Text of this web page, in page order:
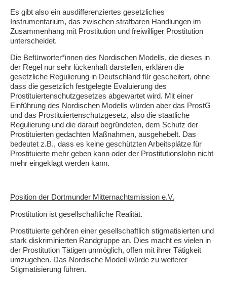
Es gibt also ein ausdifferenziertes gesetzliches
Instrumentarium, das zwischen strafbaren Handlungen im
Zusammenhang mit Prostitution und freiwilliger Prostitution
unterscheidet.
Die Befürworter*innen des Nordischen Modells, die dieses in
der Regel nur sehr lückenhaft darstellen, erklären die
gesetzliche Regulierung in Deutschland für gescheitert, ohne
dass die gesetzlich festgelegte Evaluierung des
Prostituiertenschutzgesetzes abgewartet wird. Mit einer
Einführung des Nordischen Modells würden aber das ProstG
und das Prostituiertenschutzgesetz, also die staatliche
Regulierung und die darauf begründeten, dem Schutz der
Prostituierten gedachten Maßnahmen, ausgehebelt. Das
bedeutet z.B., dass es keine geschützten Arbeitsplätze für
Prostituierte mehr geben kann oder der Prostitutionslohn nicht
mehr eingeklagt werden kann.
Position der Dortmunder Mitternachtsmission e.V.
Prostitution ist gesellschaftliche Realität.
Prostituierte gehören einer gesellschaftlich stigmatisierten und
stark diskriminierten Randgruppe an. Dies macht es vielen in
der Prostitution Tätigen unmöglich, offen mit ihrer Tätigkeit
umzugehen. Das Nordische Modell würde zu weiterer
Stigmatisierung führen.